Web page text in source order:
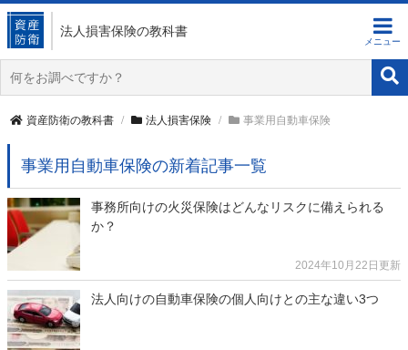
法人損害保険の教科書
資産防衛の教科書 法人損害保険 事業用自動車保険
事業用自動車保険の新着記事一覧
事務所向けの火災保険はどんなリスクに備えられる
か？
2024年10月22日更新
法人向けの自動車保険の個人向けとの主な違い3つ